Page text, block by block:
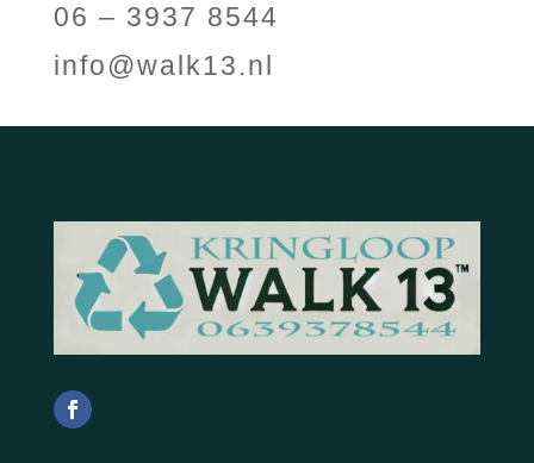
06 – 3937 8544
info@walk13.nl